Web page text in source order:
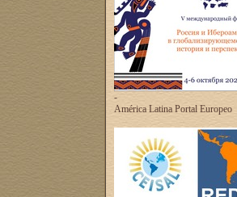
-
América Latina Portal Europeo